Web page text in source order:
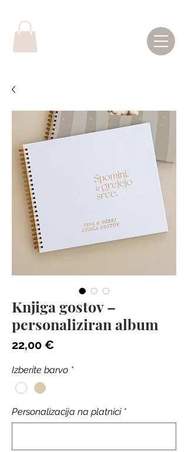
Knjiga gostov –
personaliziran album
22,00 €
Izberite barvo *
Personalizacija na platnici *